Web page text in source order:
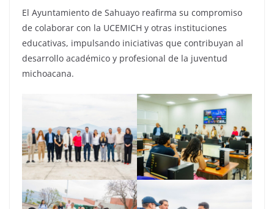
El Ayuntamiento de Sahuayo reafirma su compromiso
de colaborar con la UCEMICH y otras instituciones
educativas, impulsando iniciativas que contribuyan al
desarrollo académico y profesional de la juventud
michoacana.